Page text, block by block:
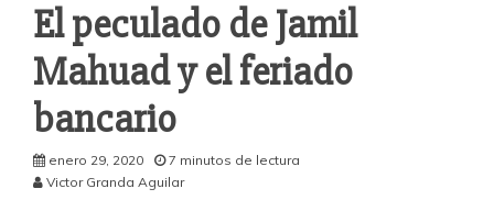
El peculado de Jamil
Mahuad y el feriado
bancario
enero 29, 2020
7 minutos de lectura
Victor Granda Aguilar